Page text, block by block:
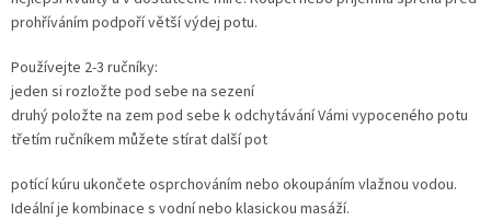
prohříváním podpoří větší výdej potu.
Používejte 2-3 ručníky:
jeden si rozložte pod sebe na sezení
druhý položte na zem pod sebe k odchytávání Vámi vypoceného potu
třetím ručníkem můžete stírat další pot
potící kúru ukončete osprchováním nebo okoupáním vlažnou vodou.
Ideální je kombinace s vodní nebo klasickou masáží.